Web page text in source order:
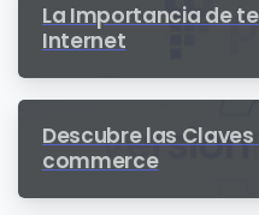
La Importancia de
Internet
Descubre las Claves
commerce